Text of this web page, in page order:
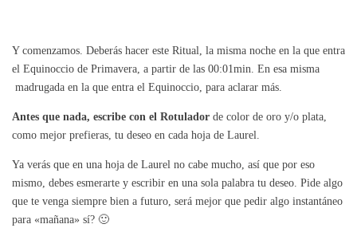
Y comenzamos. Deberás hacer este Ritual, la misma noche en la que entra
el Equinoccio de Primavera, a partir de las 00:01min. En esa misma
madrugada en la que entra el Equinoccio, para aclarar más.
Antes que nada, escribe con el Rotulador de color de oro y/o plata,
como mejor prefieras, tu deseo en cada hoja de Laurel.
Ya verás que en una hoja de Laurel no cabe mucho, así que por eso
mismo, debes esmerarte y escribir en una sola palabra tu deseo. Pide algo
que te venga siempre bien a futuro, será mejor que pedir algo instantáneo
para «mañana» sí? 🙂